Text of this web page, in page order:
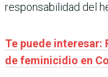
responsabilidad del
Te puede interesar:
de feminicidio en